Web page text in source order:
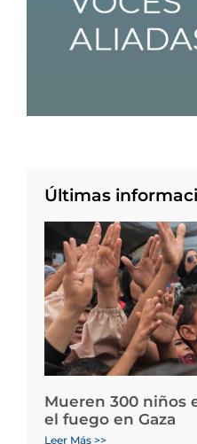
Últimas
Mueren 300 niños
el fuego en Gaza
Leer Más >>